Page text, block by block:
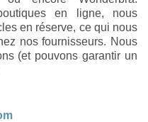
en ligne, nous
en réserve, ce qui nous
nos fournisseurs. Nous
(et pouvons garantir un